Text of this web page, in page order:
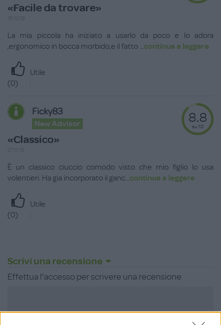
«Facile da trovare»
La mia piccola ha iniziato a usarlo da poco e lo adora
,ergonomico in bocca morbido,e il fatto ...continua a leggere
Utile
(0)
Ficky83
New Advisor
«Classico»
8.8
su 10
È un classico ciuccio comodo visto che mio figlio lo usa
volentieri. Ha gia incorporato il ganc...continua a leggere
Utile
(0)
Scrivi una recensione
Effettua l'accesso per scrivere una recensione